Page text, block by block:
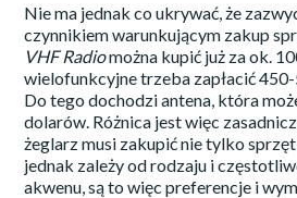
Nie ma jednak co ukrywać, że
czynnikiem warunkującym zakup
VHF Radiomożna kupić już za ok.
wielofunkcyjne trzeba zapłacić
Do tego dochodzi antena, która
dolarów. Różnica jest więc
żeglarz musi zakupić nie tylko
jednak zależy od rodzaju i
akwenu, są to więc preferencje i